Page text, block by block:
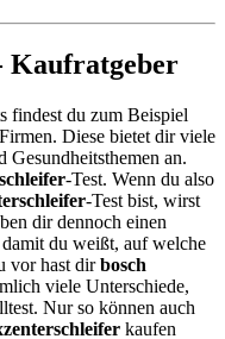
Kaufratgeber
findest du zum Beispiel
Diese bietet dir viele
Gesundheitsthemen an.
-Test. Wenn du also
-Test bist, wirst
dir dennoch einen
du weißt, auf welche
vor hast dirbosch
viele Unterschiede,
Nur so können auch
kaufen